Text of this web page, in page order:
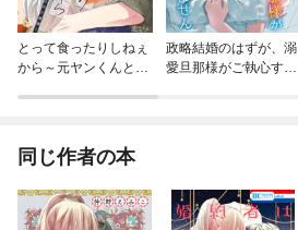
とって食ったりしねぇ
から～元ヤンくんとの
政略結婚のはずが、溺
愛旦那様がご執心すぎ
同じ作者の本